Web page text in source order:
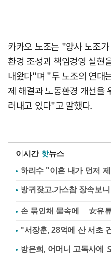
카카오 노조는 "양사 노조
환경 조성과 책임경영 실현
내왔다"며 "두 노조의 연대
제 해결과 노동환경 개선을
러내고 있다"고 말했다.
이시간 핫뉴스
하리수 "이혼 내가 먼저
손 묶인채 물속에… 女유
"서장훈, 28억에 산 서초
방은희, 어머니 고독사에